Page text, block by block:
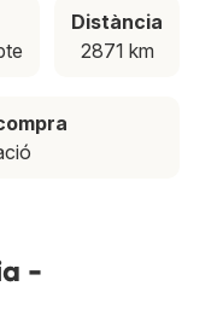
Distància
2871 km
-